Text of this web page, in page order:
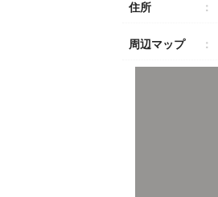
住所
周辺マップ